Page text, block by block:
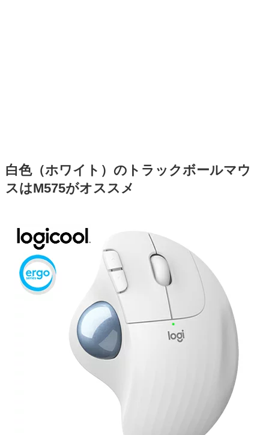
白色（ホワイト）のトラックボールマウ
スはM575がオススメ